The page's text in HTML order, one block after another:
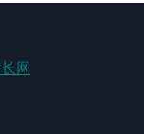
网